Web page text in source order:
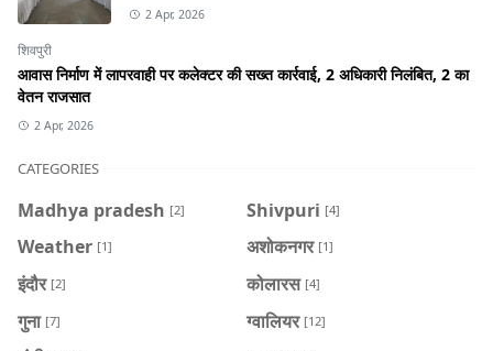
2 Apr, 2026
शिवपुरी
आवास निर्माण में लापरवाही पर कलेक्टर की सख्त कार्रवाई, 2 अधिकारी निलंबित, 2 का
वेतन राजसात
2 Apr, 2026
CATEGORIES
Madhya pradesh [2] Shivpuri [4]
Weather [1] अशोकनगर [1]
इंदौर [2] कोलारस [4]
गुना [7] ग्वालियर [12]